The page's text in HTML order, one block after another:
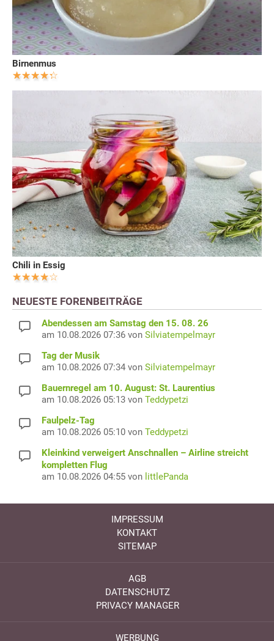
Birnenmus
Chili in Essig
NEUESTE FORENBEITRÄGE
Abendessen am Samstag den 15. 08. 26
am 10.08.2026 07:36 von Silviatempelmayr
Tag der Musik
am 10.08.2026 07:34 von Silviatempelmayr
Bauernregel am 10. August: St. Laurentius
am 10.08.2026 05:13 von Teddypetzi
Faulpelz-Tag
am 10.08.2026 05:10 von Teddypetzi
Kleinkind verweigert Anschnallen – Airline streicht
kompletten Flug
am 10.08.2026 04:55 von littlePanda
IMPRESSUM
KONTAKT
SITEMAP
AGB
DATENSCHUTZ
PRIVACY MANAGER
WERBUNG